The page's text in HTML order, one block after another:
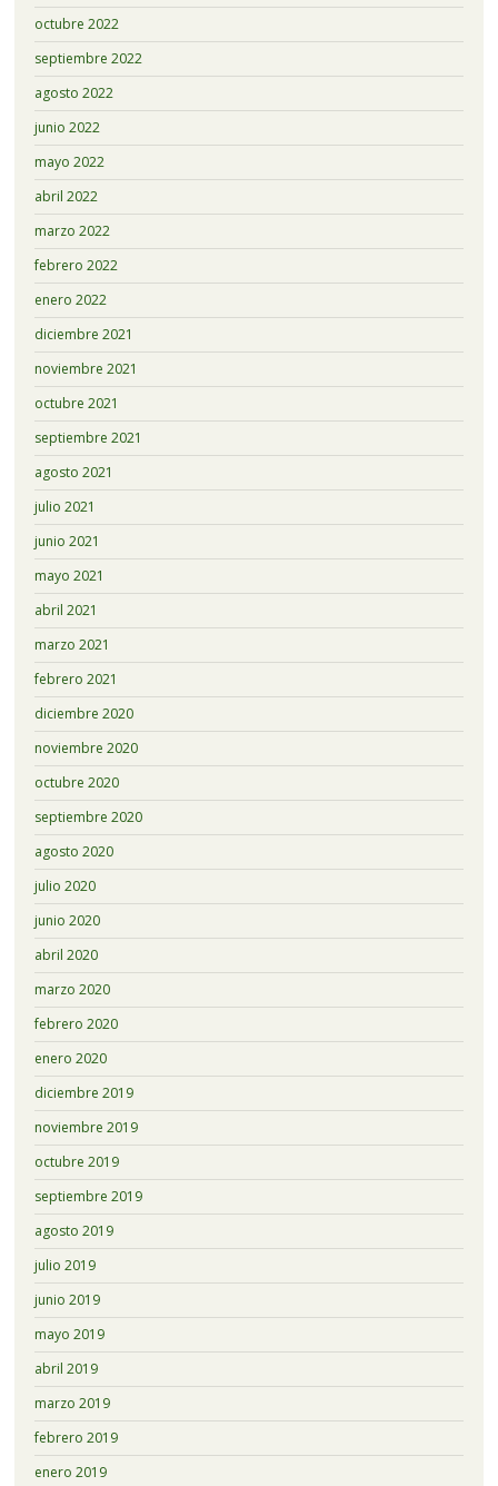
octubre 2022
septiembre 2022
agosto 2022
junio 2022
mayo 2022
abril 2022
marzo 2022
febrero 2022
enero 2022
diciembre 2021
noviembre 2021
octubre 2021
septiembre 2021
agosto 2021
julio 2021
junio 2021
mayo 2021
abril 2021
marzo 2021
febrero 2021
diciembre 2020
noviembre 2020
octubre 2020
septiembre 2020
agosto 2020
julio 2020
junio 2020
abril 2020
marzo 2020
febrero 2020
enero 2020
diciembre 2019
noviembre 2019
octubre 2019
septiembre 2019
agosto 2019
julio 2019
junio 2019
mayo 2019
abril 2019
marzo 2019
febrero 2019
enero 2019